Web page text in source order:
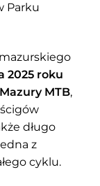
Parku
2025 roku
MTB,
długo
z
cyklu.